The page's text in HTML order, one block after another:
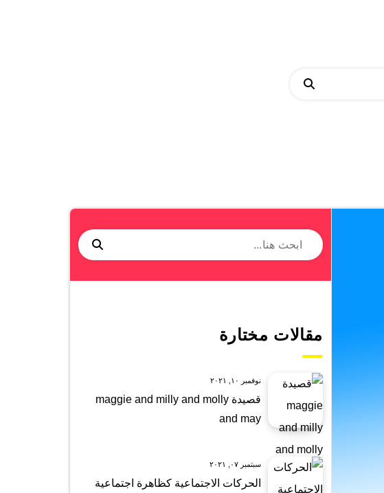
مقالات مختارة
نوفمبر ١٠, ٢٠٢١
قصيدة maggie and milly and molly
and may
سبتمبر ٠٧, ٢٠٢١
الحركات الاجتماعية كظاهرة اجتماعية